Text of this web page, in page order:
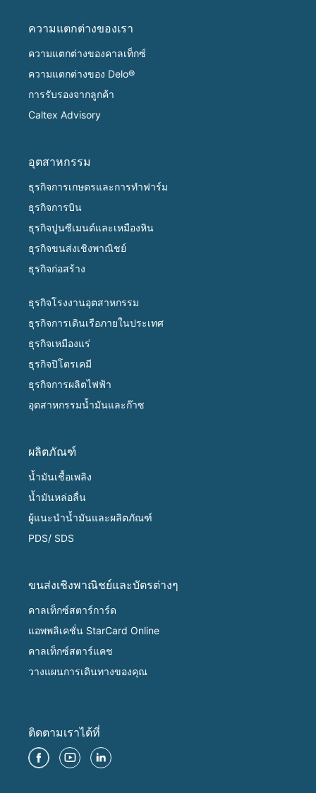
ความแตกต่างของเรา
ความแตกต่างของคาลเท็กซ์
ความแตกต่างของ Delo®
การรับรองจากลูกค้า
Caltex Advisory
อุตสาหกรรม
ธุรกิจการเกษตรและการทำฟาร์ม
ธุรกิจการบิน
ธุรกิจปูนซีเมนต์และเหมืองหิน
ธุรกิจขนส่งเชิงพาณิชย์
ธุรกิจก่อสร้าง
ธุรกิจโรงงานอุตสาหกรรม
ธุรกิจการเดินเรือภายในประเทศ
ธุรกิจเหมืองแร่
ธุรกิจปิโตรเคมี
ธุรกิจการผลิตไฟฟ้า
อุตสาหกรรมน้ำมันและก๊าซ
ผลิตภัณฑ์
น้ำมันเชื้อเพลิง
น้ำมันหล่อลื่น
ผู้แนะนำน้ำมันและผลิตภัณฑ์
PDS/ SDS
ขนส่งเชิงพาณิชย์และบัตรต่างๆ
คาลเท็กซ์สตาร์การ์ด
แอพพลิเคชั่น StarCard Online
คาลเท็กซ์สตาร์แคช
วางแผนการเดินทางของคุณ
ติดตามเราได้ที่